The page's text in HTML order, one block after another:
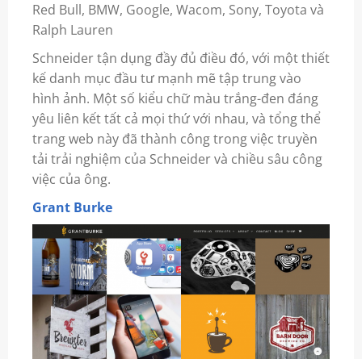
Red Bull, BMW, Google, Wacom, Sony, Toyota và
Ralph Lauren
Schneider tận dụng đầy đủ điều đó, với một thiết
kế danh mục đầu tư mạnh mẽ tập trung vào
hình ảnh. Một số kiểu chữ màu trắng-đen đáng
yêu liên kết tất cả mọi thứ với nhau, và tổng thể
trang web này đã thành công trong việc truyền
tải trải nghiệm của Schneider và chiều sâu công
việc của ông.
Grant Burke